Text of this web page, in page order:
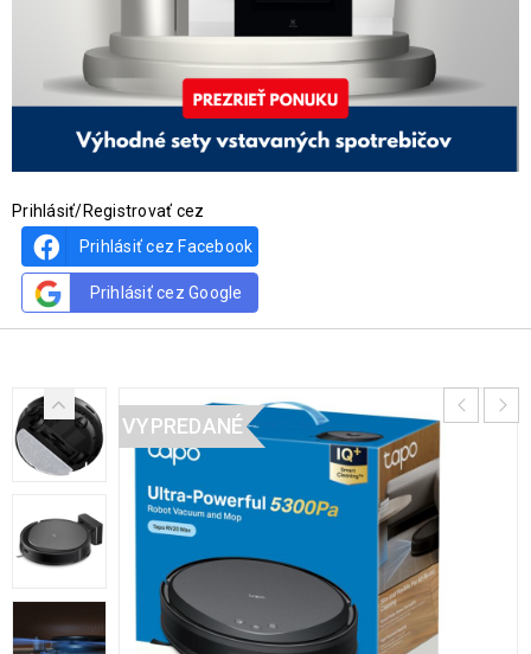
Prihlásiť/Registrovať cez
Prihlásiť cez Facebook
Prihlásiť cez Google
VYPREDANÉ